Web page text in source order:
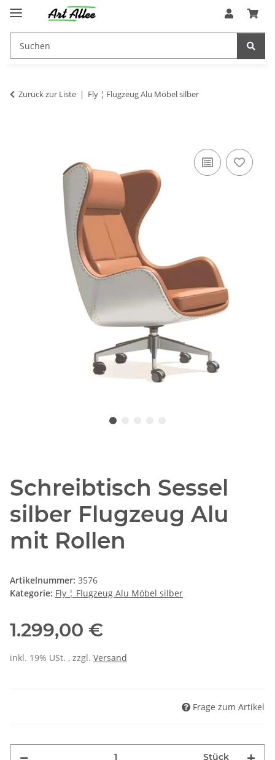
Zurück zur Liste Fly ¦ Flugzeug Alu Möbel silber
Schreibtisch Sessel
silber Flugzeug Alu
mit Rollen
Artikelnummer: 3576
Kategorie: Fly ¦ Flugzeug Alu Möbel silber
1.299,00 €
inkl. 19% USt. , zzgl. Versand
Frage zum Artikel
Stück